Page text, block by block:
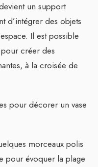
un support
d’intégrer des objets
Il est possible
créer des
à la croisée de
pour décorer un vase
morceaux polis
pour évoquer la plage